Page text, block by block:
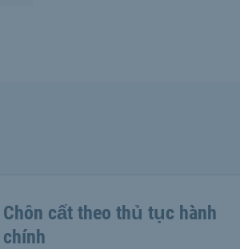
Chôn cất theo thủ tục hành
chính